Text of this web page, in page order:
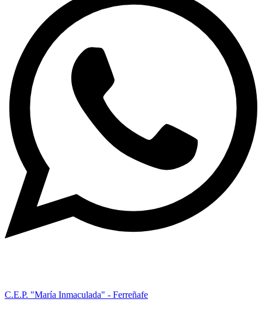
C.E.P. "María Inmaculada" - Ferreñafe